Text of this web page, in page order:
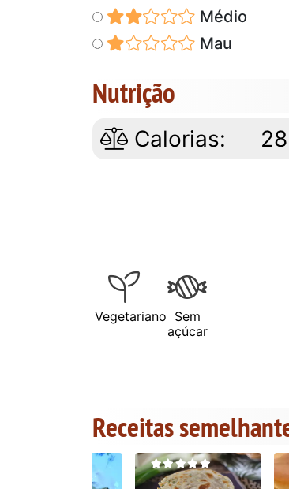
Médio
Mau
Nutrição
Calorias:
Vegetariano Sem
açúcar
Receitas